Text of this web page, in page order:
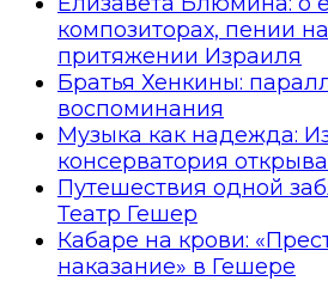
композиторах, пении
притяжении Израиля
Братья Хенкины:
воспоминания
Музыка как надежда:
консерватория
Путешествия одной
Театр Гешер
Кабаре на крови:
наказание» в Гешере